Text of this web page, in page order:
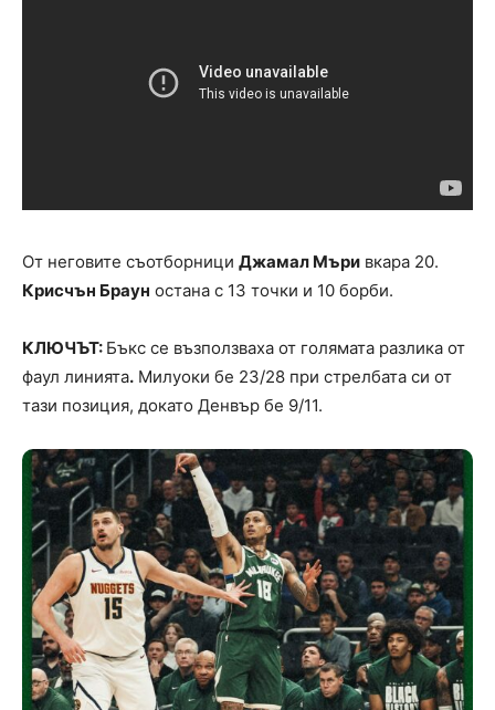
От неговите съотборници Джамал Мъри вкара 20.
Крисчън Браун остана с 13 точки и 10 борби.
КЛЮЧЪТ: Бъкс се възползваха от голямата разлика от
фаул линията. Милуоки бе 23/28 при стрелбата си от
тази позиция, докато Денвър бе 9/11.